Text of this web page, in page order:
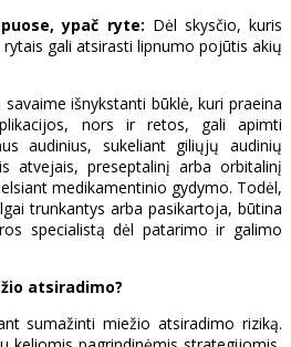
ypač ryte: Dėl skysčio, kuris
gali atsirasti lipnumo pojūtis akių
išnykstanti būklė, kuri praeina
nors ir retos, gali apimti
audinius, sukeliant giliųjų audinių
atvejais, preseptalinį arba orbitalinį
medikamentinio gydymo. Todėl,
trunkantys arba pasikartoja, būtina
specialistą dėl patarimo ir galimo
atsiradimo?
sumažinti miežio atsiradimo riziką.